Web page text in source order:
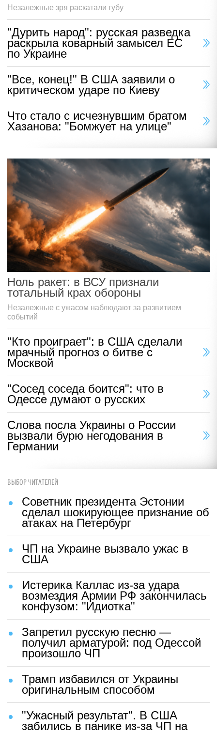
Незалежные зря раскатали губу
"Дурить народ": русская разведка
раскрыла коварный замысел ЕС
по Украине
"Все, конец!" В США заявили о
критическом ударе по Киеву
Что стало с исчезнувшим братом
Хазанова: "Бомжует на улице"
Ноль ракет: в ВСУ признали
тотальный крах обороны
Незалежные с ужасом наблюдают за развитием
событий
"Кто проиграет": в США сделали
мрачный прогноз о битве с
Москвой
"Сосед соседа боится": что в
Одессе думают о русских
Слова посла Украины о России
вызвали бурю негодования в
Германии
ВЫБОР ЧИТАТЕЛЕЙ
Советник президента Эстонии
сделал шокирующее признание об
атаках на Петербург
ЧП на Украине вызвало ужас в
США
Истерика Каллас из-за удара
возмездия Армии РФ закончилась
конфузом: "Идиотка"
Запретил русскую песню —
получил арматурой: под Одессой
произошло ЧП
Трамп избавился от Украины
оригинальным способом
"Ужасный результат". В США
забились в панике из-за ЧП на